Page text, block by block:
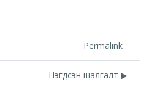
Permalink
Нэгдсэн шалгалт ▶︎